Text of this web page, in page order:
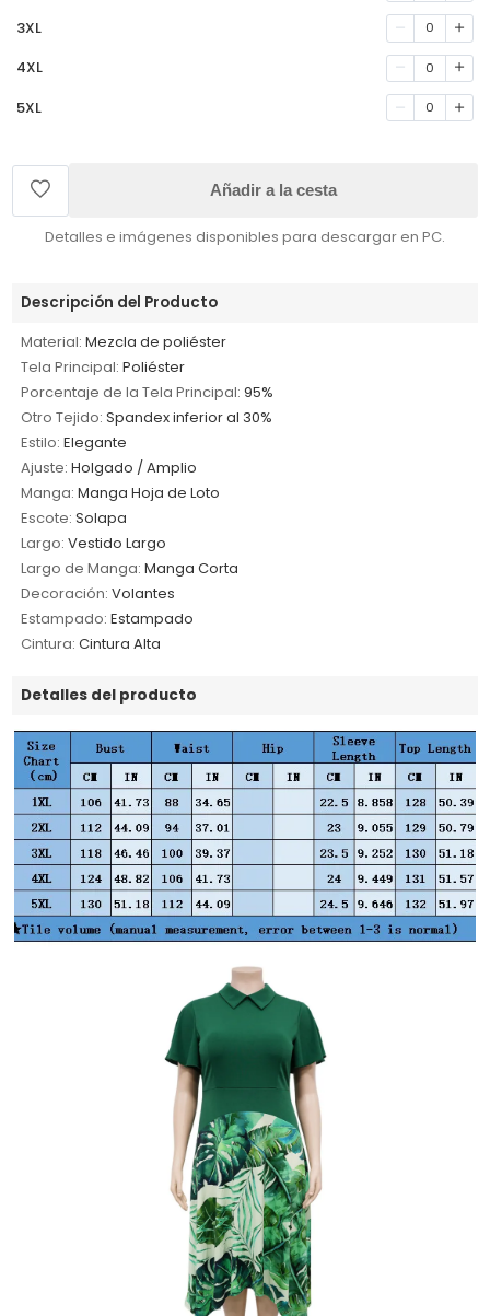
3XL 0
4XL 0
5XL 0
Añadir a la cesta
Detalles e imágenes disponibles para descargar en PC.
Descripción del Producto
Material: Mezcla de poliéster
Tela Principal: Poliéster
Porcentaje de la Tela Principal: 95%
Otro Tejido: Spandex inferior al 30%
Estilo: Elegante
Ajuste: Holgado / Amplio
Manga: Manga Hoja de Loto
Escote: Solapa
Largo: Vestido Largo
Largo de Manga: Manga Corta
Decoración: Volantes
Estampado: Estampado
Cintura: Cintura Alta
Detalles del producto